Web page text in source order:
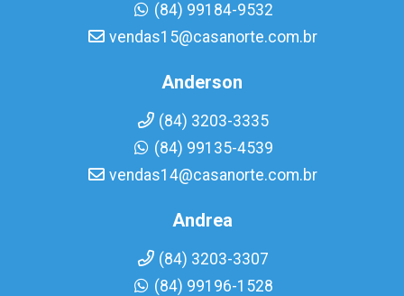
(84) 99184-9532
vendas15@casanorte.com.br
Anderson
(84) 3203-3335
(84) 99135-4539
vendas14@casanorte.com.br
Andrea
(84) 3203-3307
(84) 99196-1528